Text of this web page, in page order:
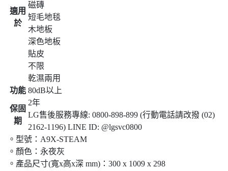
適用
於
磁磚
短毛地毯
木地板
深色地板
貼皮
不限
乾濕兩用
功能 80dB以上
保固
期
2年
LG售後服務專線: 0800-898-899 (行動電話請改撥 (02)
2162-1196) LINE ID: @lgsvc0800
。型號：A9X-STEAM
。顏色：永夜灰
。產品尺寸(寬x高x深 mm)：300 x 1009 x 298